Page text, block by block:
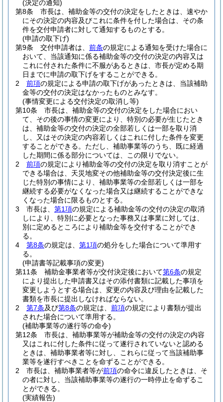
(決定の通知)
第8条
市長は、補助金等の交付の決定をしたときは、速やか
にその決定の内容及びこれに条件を付した場合は、その条
件を交付申請者に対して通知するものとする。
(申請の取下げ)
第9条
交付申請者は、 前条の規定による通知を受けた場合に
おいて、当該通知に係る補助金等の交付の決定の内容又は
これに付された条件に不服があるときは、市長が定める期
日までに申請の取下げをすることができる。
2
前項の規定による申請の取下げがあったときは、当該補助
金等の交付の決定はなかったものとみなす。
(事情変更による交付決定の取消し等)
第10条
市長は、補助金等の交付の決定をした場合におい
て、その後の事情の変更により、特別の必要が生じたとき
は、補助金等の交付の決定の全部若しくは一部を取り消
し、又はその決定の内容若しくはこれに付した条件を変更
することができる。 ただし、補助事業等のうち、既に経過
した期間に係る部分については、この限りでない。
2
前項の規定により補助金等の交付の決定を取り消すことが
できる場合は、天災地変その他補助金等の交付決定後に生
じた特別の事情により、補助事業等の全部若しくは一部を
継続する必要がなくなった場合又は継続することができな
くなった場合に限るものとする。
3
市長は、 第1項の規定による補助金等の交付の決定の取消
しにより、特別に必要となった事務又は事業に対しては、
別に定めるところにより補助金等を交付することができ
る。
4
第8条の規定は、 第1項の処分をした場合について準用す
る。
(申請書等記載事項の変更)
第11条
補助金事業者等が交付決定後において第6条の規定
により提出した申請書又はその添付書類に記載した事項を
変更しようとする場合は、変更の内容及び理由を記載した
書類を市長に提出しなければならない。
2
第7条及び第8条の規定は、 前項の規定により書類が提出
された場合について準用する。
(補助事業等の遂行等の命令)
第12条
市長は、補助事業等が補助金等の交付の決定の内容
又はこれに付した条件に従って遂行されていないと認める
ときは、補助事業者等に対し、これらに従って当該補助事
業等を遂行すべきことを命ずることができる。
2
市長は、補助事業者等が前項の命令に違反したときは、そ
の者に対し、当該補助事業等の遂行の一時停止を命ずるこ
とができる。
(実績報告)